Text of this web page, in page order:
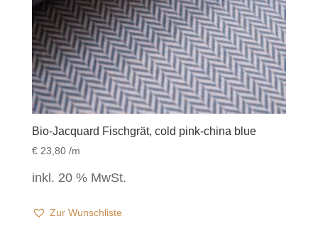
Bio-Jacquard Fischgrät, cold pink-china blue
€23,80/m
inkl. 20 % MwSt.
Zur Wunschliste